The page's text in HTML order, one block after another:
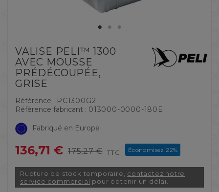
VALISE PELI™ 1300
AVEC MOUSSE
PRÉDÉCOUPÉE,
GRISE
Référence : PC1300G2
Référence fabricant : 013000-0000-180E
Fabriqué en Europe
136,71 € 175,27 € TTC Économisez 22%
Rupture de stock temporaire, contactez notre
service commercial pour obtenir un délai.